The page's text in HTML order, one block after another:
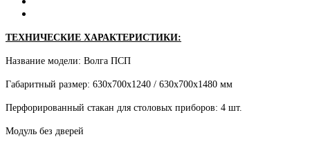
ТЕХНИЧЕСКИЕ ХАРАКТЕРИСТИКИ:
Название модели: Волга ПСП
Габаритный размер: 630х700х1240 / 630х700х1480 мм
Перфорированный стакан для столовых приборов: 4 шт.
Модуль без дверей